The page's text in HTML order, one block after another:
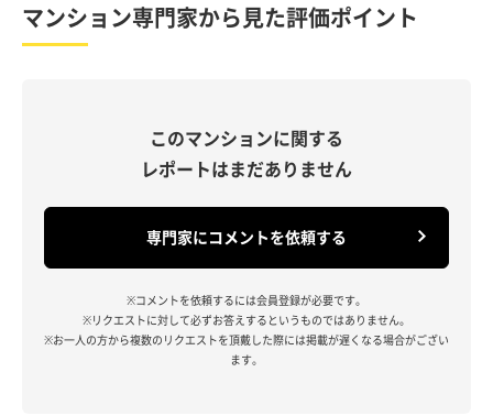
マンション専門家から見た評価ポイント
このマンションに関する
レポートはまだありません
専門家にコメントを依頼する
※コメントを依頼するには会員登録が必要です。
※リクエストに対して必ずお答えするというものではありません。
※お一人の方から複数のリクエストを頂戴した際には掲載が遅くなる場合がござい
ます。